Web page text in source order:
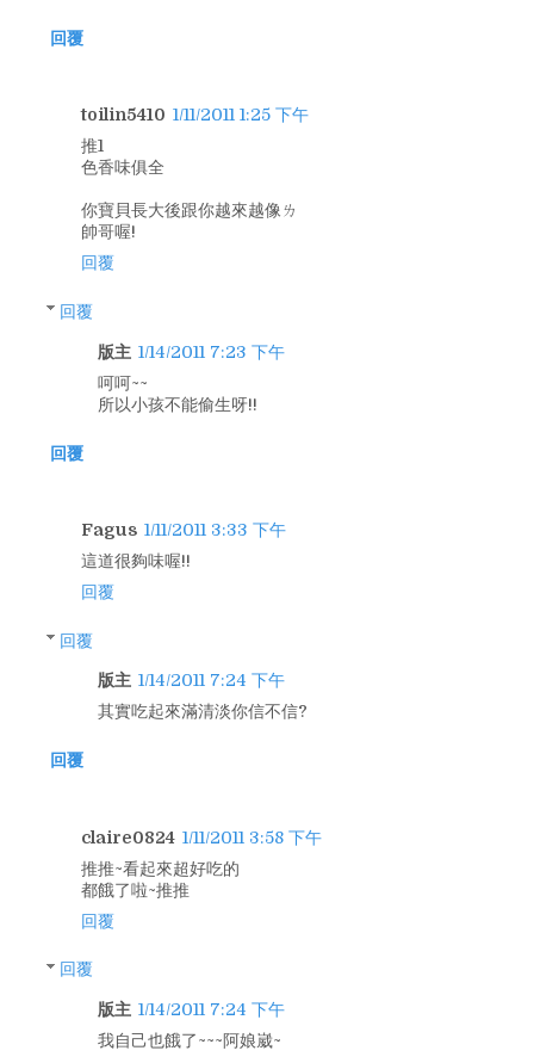
回覆
toilin5410 1/11/2011 1:25 下午
推1
色香味俱全
你寶貝長大後跟你越來越像ㄌ
帥哥喔!
回覆
回覆
版主 1/14/2011 7:23 下午
呵呵~~
所以小孩不能偷生呀!!
回覆
Fagus 1/11/2011 3:33 下午
這道很夠味喔!!
回覆
回覆
版主 1/14/2011 7:24 下午
其實吃起來滿清淡你信不信?
回覆
claire0824 1/11/2011 3:58 下午
推推~看起來超好吃的
都餓了啦~推推
回覆
回覆
版主 1/14/2011 7:24 下午
我自己也餓了~~~阿娘崴~